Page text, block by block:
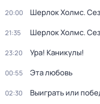
20:00 Шерлок Холмс.
21:35 Шерлок Холмс.
23:20 Ура! Каникулы!
00:55 Эта любовь
02:30 Выиграть или